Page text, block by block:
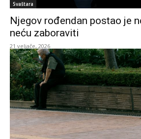
Svaštara
Njegov rođendan postao je
neću zaboraviti
21 veljače, 2026